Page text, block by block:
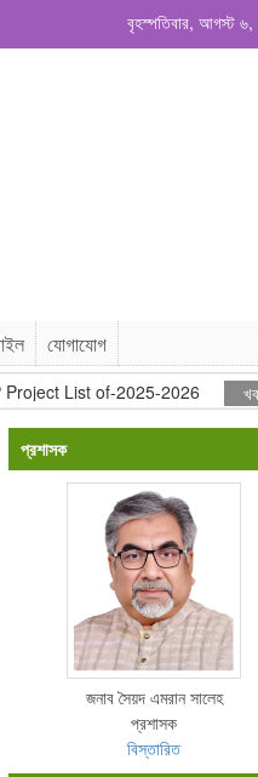
বৃহস্পতিবার, আগস্ট
যোগাযোগ
List of-2025-2026
প্রশাসক
জনাব সৈয়দ এমরান সালেহ
প্রশাসক
বিস্তারিত